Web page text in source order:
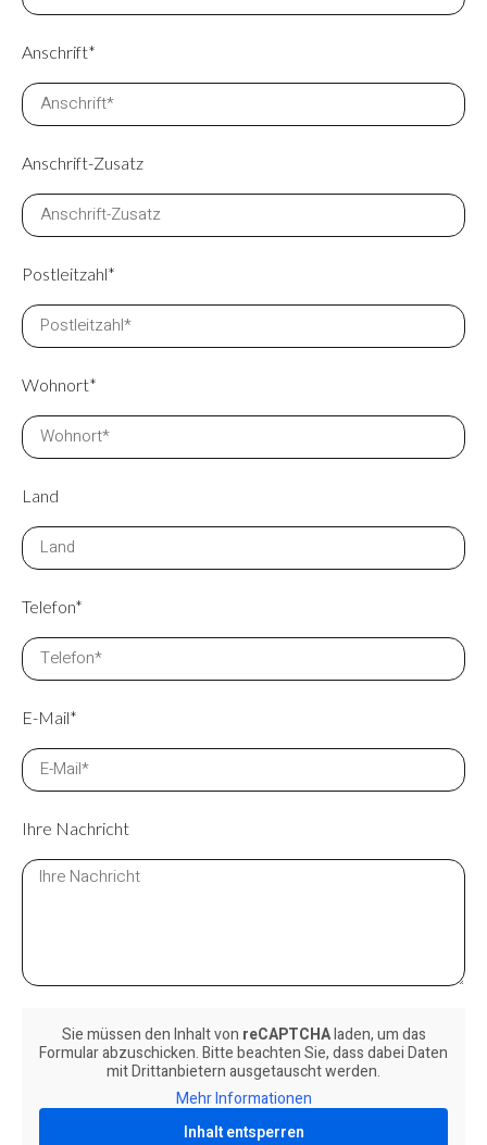
Anschrift*
Anschrift-Zusatz
Postleitzahl*
Wohnort*
Land
Telefon*
E-Mail*
Ihre Nachricht
Sie müssen den Inhalt von reCAPTCHAladen, um das
Formular abzuschicken. Bitte beachten Sie, dass dabei Daten
mit Drittanbietern ausgetauscht werden.
Mehr Informationen
Inhalt entsperren